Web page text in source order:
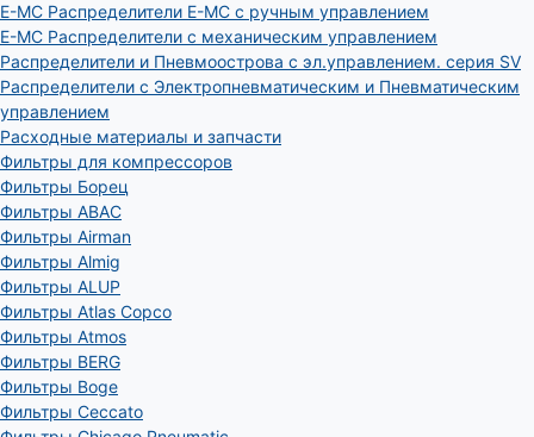
E-MC Распределители E-MC с ручным управлением
E-MC Распределители с механическим управлением
Распределители и Пневмоострова с эл.управлением. серия SV
Распределители с Электропневматическим и Пневматическим
управлением
Расходные материалы и запчасти
Фильтры для компрессоров
Фильтры Борец
Фильтры ABAC
Фильтры Airman
Фильтры Almig
Фильтры ALUP
Фильтры Atlas Copco
Фильтры Atmos
Фильтры BERG
Фильтры Boge
Фильтры Ceccato